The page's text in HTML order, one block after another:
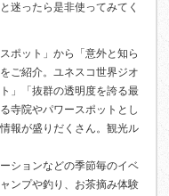
迷ったら是非使ってみてく
ポット」から「意外と知ら
ご紹介。ユネスコ世界ジオ
」「抜群の透明度を誇る最
寺院やパワースポットとし
報が盛りだくさん。観光ル
ションなどの季節毎のイベ
ンプや釣り、お茶摘み体験